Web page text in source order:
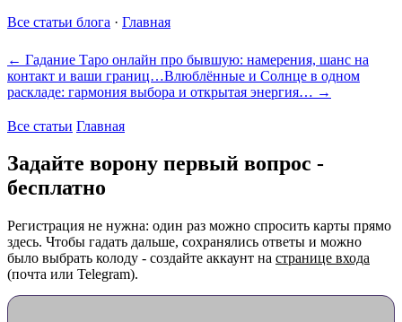
Все статьи блога · Главная
← Гадание Таро онлайн про бывшую: намерения, шанс на
контакт и ваши границ…Влюблённые и Солнце в одном
раскладе: гармония выбора и открытая энергия… →
Все статьи Главная
Задайте ворону первый вопрос -
бесплатно
Регистрация не нужна: один раз можно спросить карты прямо
здесь. Чтобы гадать дальше, сохранялись ответы и можно
было выбрать колоду - создайте аккаунт на странице входа
(почта или Telegram).